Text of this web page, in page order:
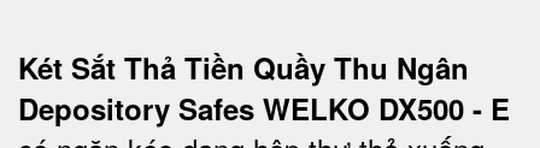
Két Sắt Thả Tiền Quầy Thu Ngân
Depository Safes WELKO DX500 - E